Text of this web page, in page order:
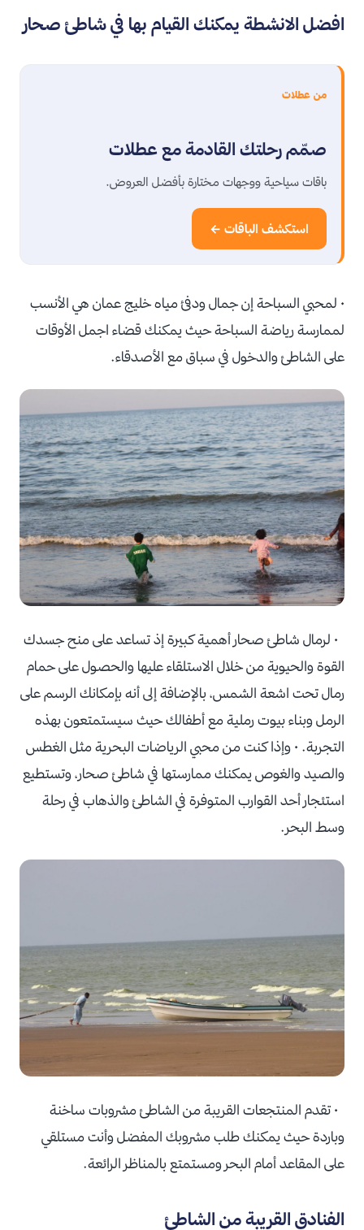
افضل الانشطة يمكنك القيام بها في شاطئ صحار
من عطلات
صمّم رحلتك القادمة مع عطلات
باقات سياحية ووجهات مختارة بأفضل العروض.
استكشف الباقات ←
• لمحبي السباحة إن جمال ودفئ مياه خليج عمان هي الأنسب
لممارسة رياضة السباحة حيث يمكنك قضاء اجمل الأوقات
على الشاطئ والدخول في سباق مع الأصدقاء.
• لرمال شاطئ صحار أهمية كبيرة إذ تساعد على منح جسدك
القوة والحيوية من خلال الاستلقاء عليها والحصول على حمام
رمال تحت اشعة الشمس، بالإضافة إلى أنه بإمكانك الرسم على
الرمل وبناء بيوت رملية مع أطفالك حيث سيستمتعون بهذه
التجربة. • وإذا كنت من محبي الرياضات البحرية مثل الغطس
والصيد والغوص يمكنك ممارستها في شاطئ صحار، وتستطيع
استئجار أحد القوارب المتوفرة في الشاطئ والذهاب في رحلة
وسط البحر.
• تقدم المنتجعات القريبة من الشاطئ مشروبات ساخنة
وباردة حيث يمكنك طلب مشروبك المفضل وأنت مستلقي
على المقاعد أمام البحر ومستمتع بالمناظر الرائعة.
الفنادق القريبة من الشاطئ